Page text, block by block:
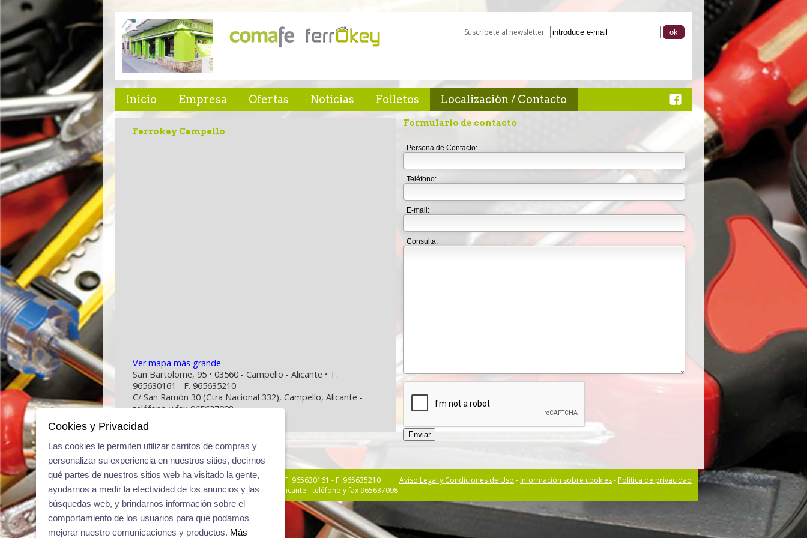
Suscríbete al newsletter
Inicio Empresa Ofertas Noticias Folletos Localización / Contacto
Ferrokey Campello
Ver mapa más grande
San Bartolome, 95 • 03560 - Campello - Alicante • T.
965630161 - F. 965635210
C/ San Ramón 30 (Ctra Nacional 332), Campello, Alicante -
teléfono y fax 965637098
Formulario de contacto
Persona de Contacto:
Teléfono:
E-mail:
Consulta:
San Bartolome, 95 • 03560 - Campello - Alicante • T. 965630161 - F. 965635210
C/ San Ramón 30 (Ctra Nacional 332), Campello, Alicante - teléfono y fax 965637098
Aviso Legal y Condiciones de Uso -Información sobre cookies-Política de privacidad
Cookies y Privacidad
Las cookies le permiten utilizar carritos de compras y
personalizar su experiencia en nuestros sitios, decirnos
qué partes de nuestros sitios web ha visitado la gente,
ayudarnos a medir la efectividad de los anuncios y las
búsquedas web, y brindarnos información sobre el
comportamiento de los usuarios para que podamos
mejorar nuestro comunicaciones y productos. Más